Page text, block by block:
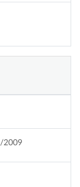
2009